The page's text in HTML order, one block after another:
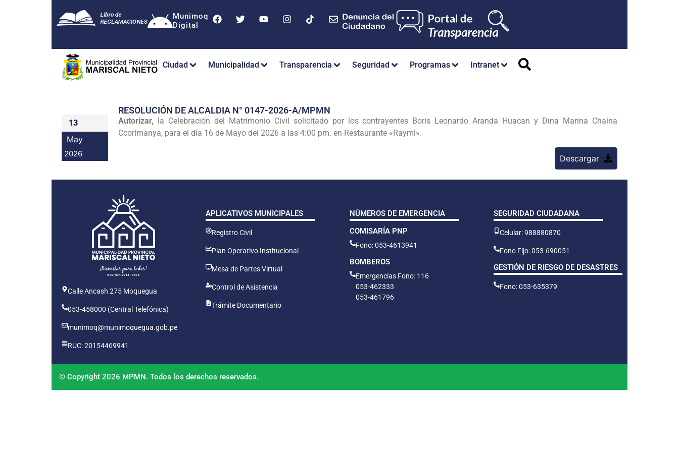
Munimoq
Digital
Ciudad Municipalidad Transparencia Seguridad Programas Intranet
13
May
2026
RESOLUCIÓN DE ALCALDIA N° 0147-2026-A/MPMN
Autorizar, la Celebración del Matrimonio Civil solicitado por los contrayentes Boris Leonardo Aranda Huacan y Dina Marina Chaina
Ccorimanya, para el día 16 de Mayo del 2026 a las 4:00 pm. en Restaurante «Raymi».
Descargar
Calle Ancash 275 Moquegua
053-458000 (Central Telefónica)
munimoq@munimoquegua.gob.pe
RUC: 20154469941
APLICATIVOS MUNICIPALES
Registro Civil
Plan Operativo Institucional
Mesa de Partes Virtual
Control de Asistencia
Trámite Documentario
NÚMEROS DE EMERGENCIA
COMISARÍA PNP
Fono: 053-4613941
BOMBEROS
Emergencias Fono: 116
053-462333
053-461796
SEGURIDAD CIUDADANA
Celular: 988880870
Fono Fijo: 053-690051
GESTIÓN DE RIESGO DE DESASTRES
Fono: 053-635379
© Copyright 2026 MPMN. Todos los derechos reservados.